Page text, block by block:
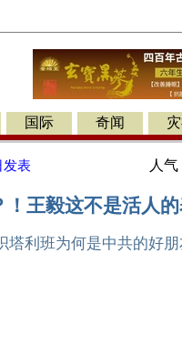
国际 奇闻
发表 人气
！王毅这不是活人
利班为何是中共的好朋